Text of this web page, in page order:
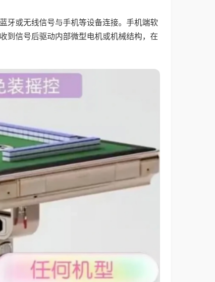
牙或无线信号与手机等设备连接。手机端软
到信号后驱动内部微型电机或机械结构，在